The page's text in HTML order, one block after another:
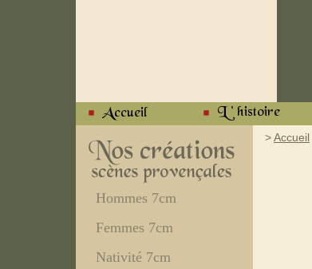
Hommes 7cm
Femmes 7cm
Nativité 7cm
>Accueil